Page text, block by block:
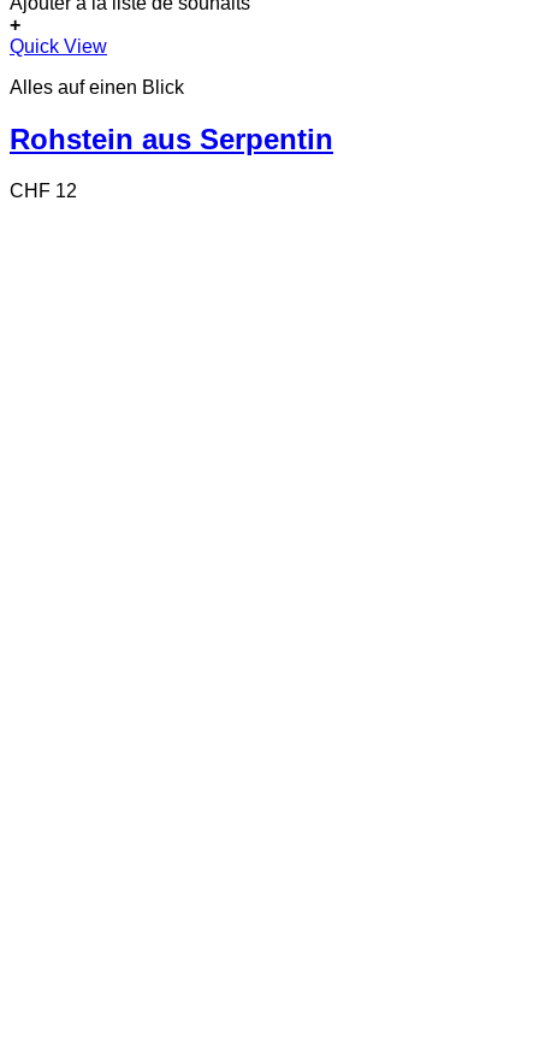
+
Quick View
Alles auf einen Blick
Rohstein aus Serpentin
CHF 12